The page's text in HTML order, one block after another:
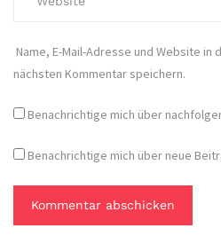
Name, E-Mail-Adresse und Website
nächsten Kommentar speichern.
Benachrichtige mich über
Benachrichtige mich über neue